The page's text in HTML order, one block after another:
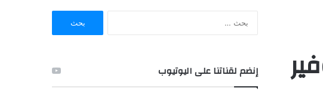
إنضم لقناتنا على اليوتيوب